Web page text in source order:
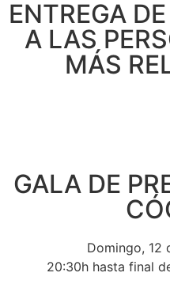
ENTREGA
A LAS
MÁS
GALA DE
Domingo, 12
20:30h hasta final